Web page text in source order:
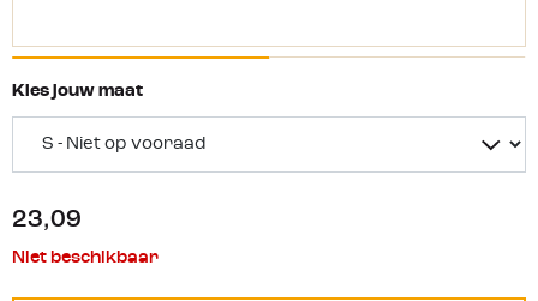
Kies jouw maat
23,09
Niet beschikbaar